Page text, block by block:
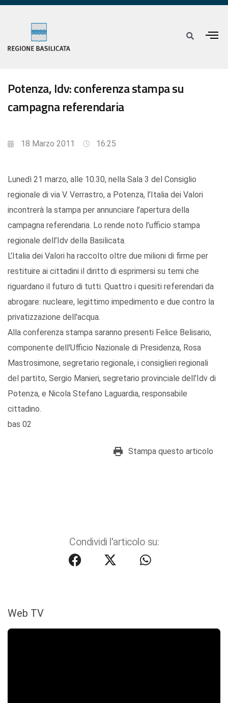
Potenza, Idv: conferenza stampa su
campagna referendaria
18 Marzo 2011 16:25
Lunedì 21 marzo, alle 10.30, nella Sala 3 del Consiglio
regionale di via V. Verrastro, a Potenza, l’Italia dei Valori
incontrerà la stampa per annunciare l’apertura della
campagna referendaria. Lo rende noto l’ufficio stampa
regionale dell’Idv della Basilicata.
L’Italia dei Valori ha raccolto oltre due milioni di firme per
restituire ai cittadini il diritto di esprimersi su temi che
riguardano il futuro di tutti. Quattro i quesiti referendari da
abrogare: nucleare, legittimo impedimento e due contro la
privatizzazione dell'acqua.
Alla conferenza stampa saranno presenti Felice Belisario,
componente dell'Ufficio Nazionale di Presidenza, Rosa
Mastrosimone, segretario regionale, i consiglieri regionali
del partito, Sergio Manieri, segretario provinciale dell’Idv di
Potenza, e Nicola Stefano Laguardia, responsabile
cittadino.
bas 02
Stampa questo articolo
Condividi l'articolo su:
Web TV